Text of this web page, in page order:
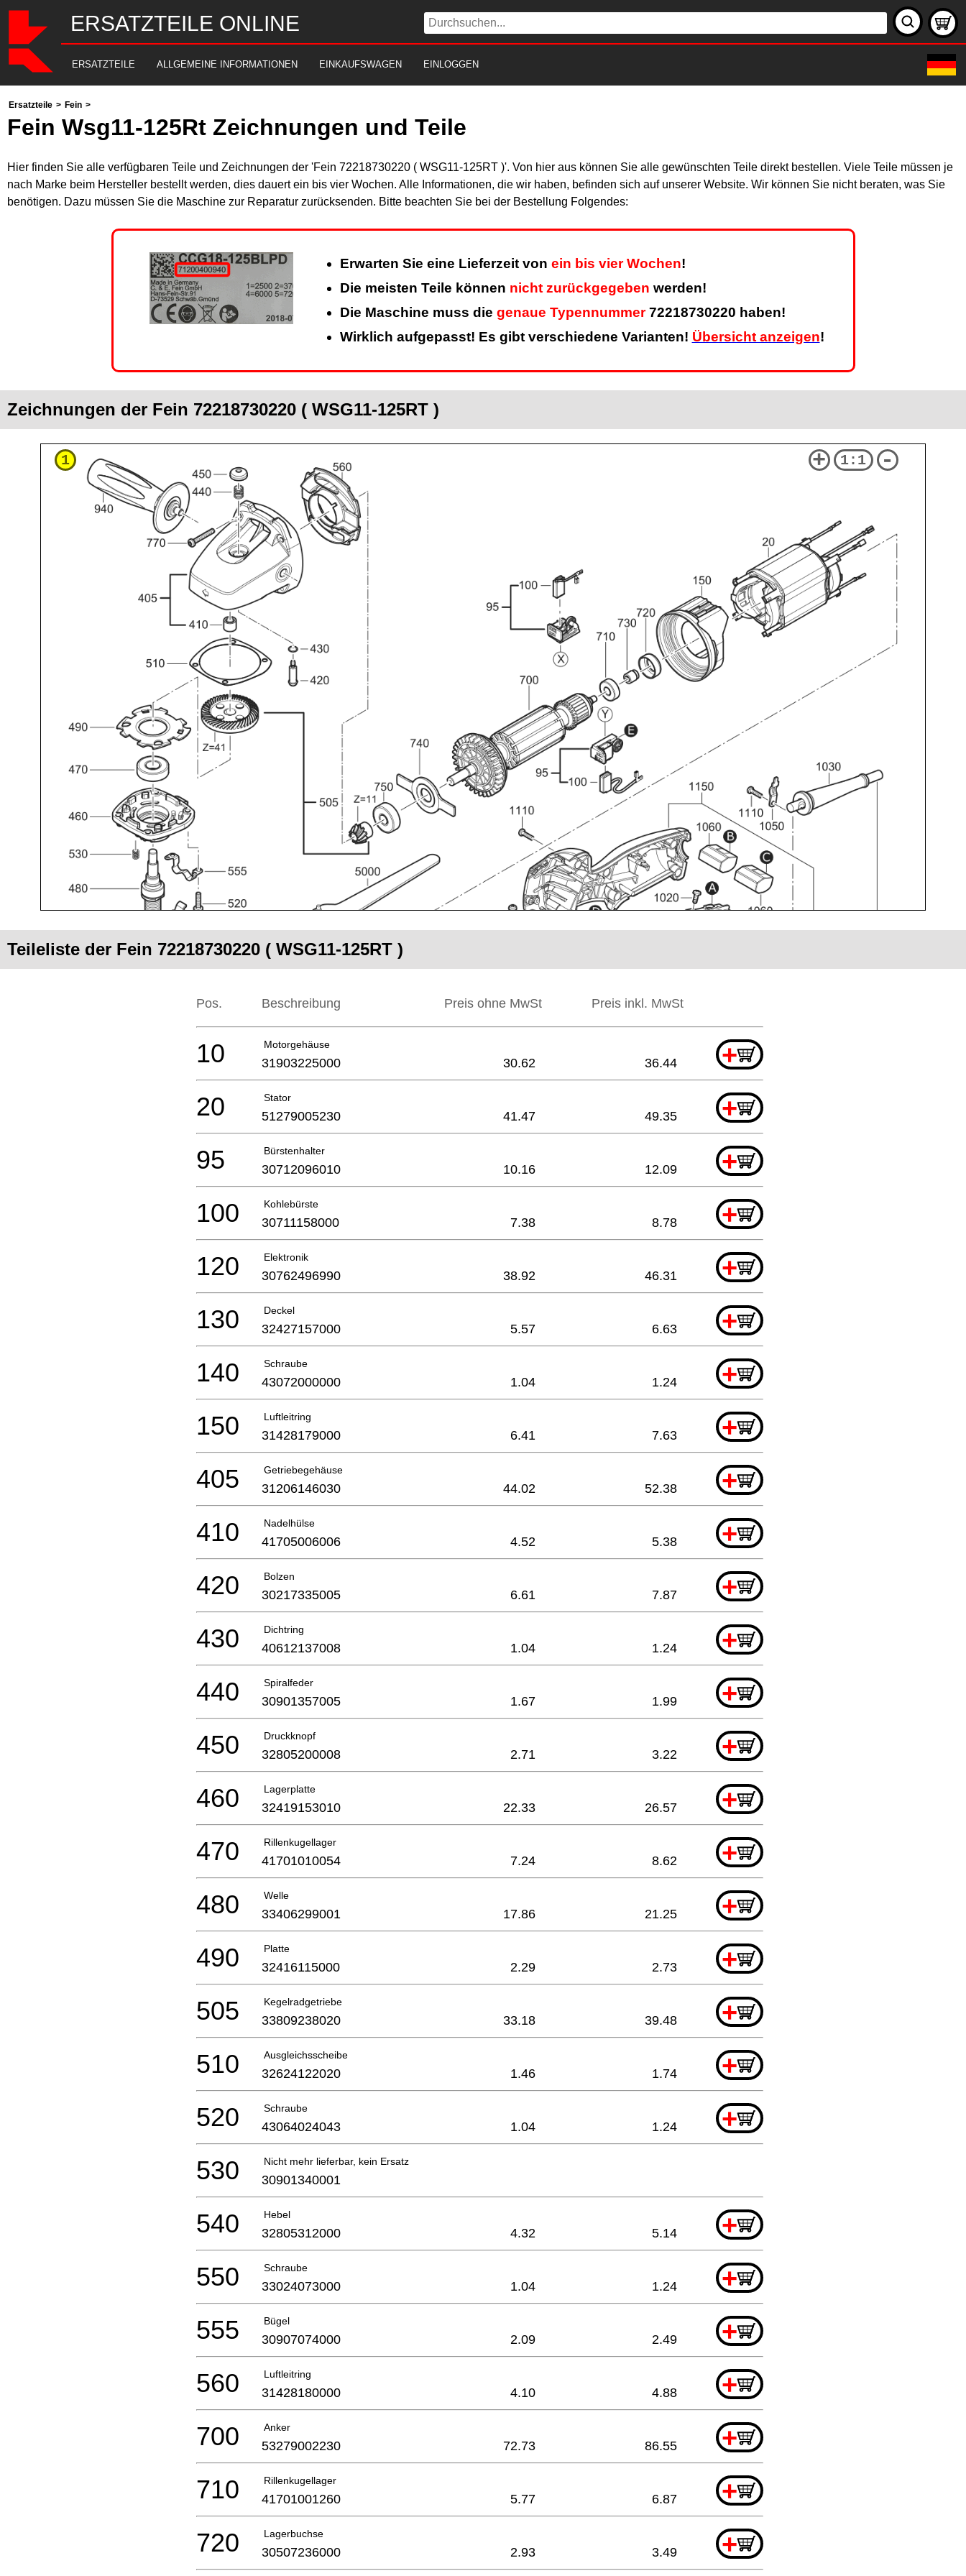
ERSATZTEILE ONLINE
ERSATZTEILE ALLGEMEINE INFORMATIONEN EINKAUFSWAGEN EINLOGGEN
Ersatzteile > Fein >
Fein Wsg11-125Rt Zeichnungen und Teile
Hier finden Sie alle verfügbaren Teile und Zeichnungen der 'Fein 72218730220 ( WSG11-125RT )'. Von hier aus können Sie alle gewünschten Teile direkt bestellen. Viele Teile müssen je
nach Marke beim Hersteller bestellt werden, dies dauert ein bis vier Wochen. Alle Informationen, die wir haben, befinden sich auf unserer Website. Wir können Sie nicht beraten, was Sie
benötigen. Dazu müssen Sie die Maschine zur Reparatur zurücksenden. Bitte beachten Sie bei der Bestellung Folgendes:
Erwarten Sie eine Lieferzeit von ein bis vier Wochen!
Die meisten Teile können nicht zurückgegeben werden!
Die Maschine muss die genaue Typennummer72218730220 haben!
Wirklich aufgepasst! Es gibt verschiedene Varianten! Übersicht anzeigen!
Zeichnungen der Fein 72218730220 ( WSG11-125RT )
1 + 1:1 -
Teileliste der Fein 72218730220 ( WSG11-125RT )
Pos. Beschreibung Preis ohne MwSt Preis inkl. MwSt
Motorgehäuse +
10 31903225000 30.62 36.44
Stator +
20 51279005230 41.47 49.35
Bürstenhalter +
95 30712096010 10.16 12.09
Kohlebürste +
100 30711158000 7.38 8.78
Elektronik +
120 30762496990 38.92 46.31
Deckel +
130 32427157000 5.57 6.63
Schraube +
140 43072000000 1.04 1.24
Luftleitring +
150 31428179000 6.41 7.63
Getriebegehäuse +
405 31206146030 44.02 52.38
Nadelhülse +
410 41705006006 4.52 5.38
Bolzen +
420 30217335005 6.61 7.87
Dichtring +
430 40612137008 1.04 1.24
Spiralfeder +
440 30901357005 1.67 1.99
Druckknopf +
450 32805200008 2.71 3.22
Lagerplatte +
460 32419153010 22.33 26.57
Rillenkugellager +
470 41701010054 7.24 8.62
Welle +
480 33406299001 17.86 21.25
Platte +
490 32416115000 2.29 2.73
Kegelradgetriebe +
505 33809238020 33.18 39.48
Ausgleichsscheibe +
510 32624122020 1.46 1.74
Schraube +
520 43064024043 1.04 1.24
Nicht mehr lieferbar, kein Ersatz
530 30901340001
Hebel +
540 32805312000 4.32 5.14
Schraube +
550 33024073000 1.04 1.24
Bügel +
555 30907074000 2.09 2.49
Luftleitring +
560 31428180000 4.10 4.88
Anker +
700 53279002230 72.73 86.55
Rillenkugellager +
710 41701001260 5.77 6.87
Lagerbuchse +
720 30507236000 2.93 3.49